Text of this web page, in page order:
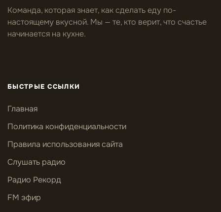
Команда, которая знает, как сделать еду по-
настоящему вкусной. Мы — те, кто верит, что счастье
начинается на кухне.
БЫСТРЫЕ ССЫЛКИ
Главная
Политика конфиденциальности
Правила использования сайта
Слушать радио
Радио Рекорд
FM эфир